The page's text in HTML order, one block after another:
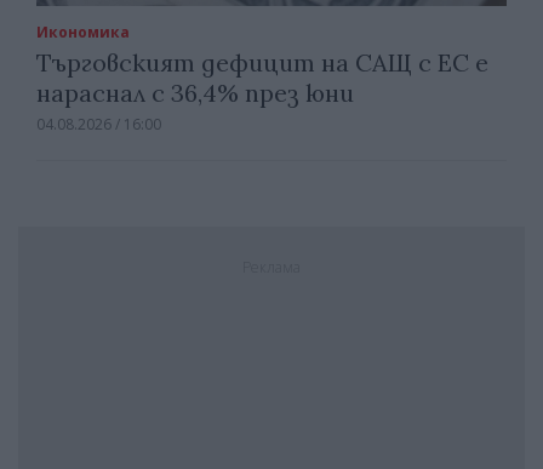
Икономика
Търговският дефицит на САЩ с ЕС е
нараснал с 36,4% през юни
04.08.2026 / 16:00